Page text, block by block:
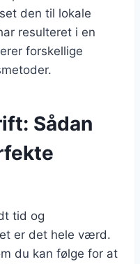
den til lokale
resulteret i en
forskellige
Sådan
tid og
er det hele værd.
du kan følge for at